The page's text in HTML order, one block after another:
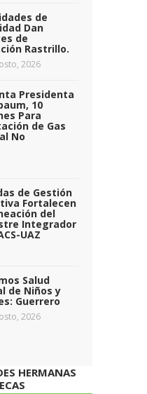
de
Dan
de
Rastrillo.
2026
Presidenta
10
Para
de Gas
No
de Gestión
Fortalecen
del
Integrador
UAZ
Salud
de Niños y
Guerrero
2026
HERMANAS